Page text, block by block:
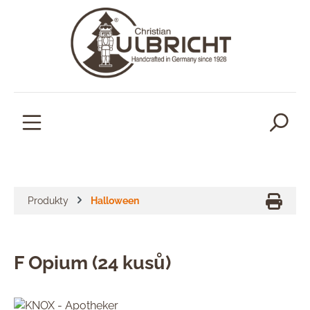
Produkty Halloween
F Opium (24 kusů)